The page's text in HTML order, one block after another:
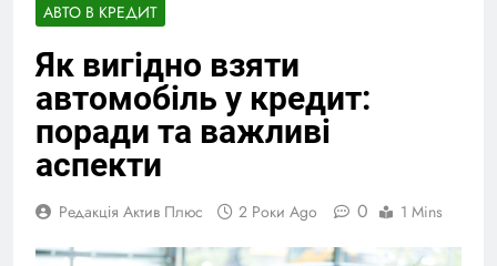
АВТО В КРЕДИТ
Як вигідно взяти
автомобіль у кредит:
поради та важливі
аспекти
Редакція Актив Плюс 2 Роки Ago 0 1 Mins